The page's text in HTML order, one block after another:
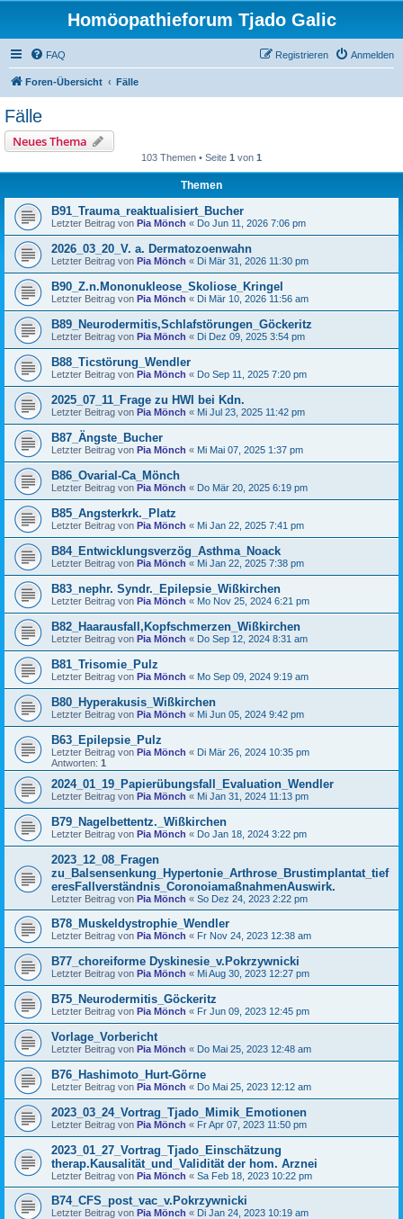
Homöopathieforum Tjado Galic
FAQ Anmelden
Registrieren
Foren-Übersicht Fälle
Fälle
Neues Thema
103 Themen • Seite 1 von 1
Themen
B91_Trauma_reaktualisiert_Bucher
Letzter Beitrag von Pia Mönch « Do Jun 11, 2026 7:06 pm
2026_03_20_V. a. Dermatozoenwahn
Letzter Beitrag von Pia Mönch « Di Mär 31, 2026 11:30 pm
B90_Z.n.Mononukleose_Skoliose_Kringel
Letzter Beitrag von Pia Mönch « Di Mär 10, 2026 11:56 am
B89_Neurodermitis,Schlafstörungen_Göckeritz
Letzter Beitrag von Pia Mönch « Di Dez 09, 2025 3:54 pm
B88_Ticstörung_Wendler
Letzter Beitrag von Pia Mönch « Do Sep 11, 2025 7:20 pm
2025_07_11_Frage zu HWI bei Kdn.
Letzter Beitrag von Pia Mönch « Mi Jul 23, 2025 11:42 pm
B87_Ängste_Bucher
Letzter Beitrag von Pia Mönch « Mi Mai 07, 2025 1:37 pm
B86_Ovarial-Ca_Mönch
Letzter Beitrag von Pia Mönch « Do Mär 20, 2025 6:19 pm
B85_Angsterkrk._Platz
Letzter Beitrag von Pia Mönch « Mi Jan 22, 2025 7:41 pm
B84_Entwicklungsverzög_Asthma_Noack
Letzter Beitrag von Pia Mönch « Mi Jan 22, 2025 7:38 pm
B83_nephr. Syndr._Epilepsie_Wißkirchen
Letzter Beitrag von Pia Mönch « Mo Nov 25, 2024 6:21 pm
B82_Haarausfall,Kopfschmerzen_Wißkirchen
Letzter Beitrag von Pia Mönch « Do Sep 12, 2024 8:31 am
B81_Trisomie_Pulz
Letzter Beitrag von Pia Mönch « Mo Sep 09, 2024 9:19 am
B80_Hyperakusis_Wißkirchen
Letzter Beitrag von Pia Mönch « Mi Jun 05, 2024 9:42 pm
B63_Epilepsie_Pulz
Letzter Beitrag von Pia Mönch « Di Mär 26, 2024 10:35 pm
Antworten: 1
2024_01_19_Papierübungsfall_Evaluation_Wendler
Letzter Beitrag von Pia Mönch « Mi Jan 31, 2024 11:13 pm
B79_Nagelbettentz._Wißkirchen
Letzter Beitrag von Pia Mönch « Do Jan 18, 2024 3:22 pm
2023_12_08_Fragen
zu_Balsensenkung_Hypertonie_Arthrose_Brustimplantat_tief
eresFallverständnis_CoronoiamaßnahmenAuswirk.
Letzter Beitrag von Pia Mönch « So Dez 24, 2023 2:22 pm
B78_Muskeldystrophie_Wendler
Letzter Beitrag von Pia Mönch « Fr Nov 24, 2023 12:38 am
B77_choreiforme Dyskinesie_v.Pokrzywnicki
Letzter Beitrag von Pia Mönch « Mi Aug 30, 2023 12:27 pm
B75_Neurodermitis_Göckeritz
Letzter Beitrag von Pia Mönch « Fr Jun 09, 2023 12:45 pm
Vorlage_Vorbericht
Letzter Beitrag von Pia Mönch « Do Mai 25, 2023 12:48 am
B76_Hashimoto_Hurt-Görne
Letzter Beitrag von Pia Mönch « Do Mai 25, 2023 12:12 am
2023_03_24_Vortrag_Tjado_Mimik_Emotionen
Letzter Beitrag von Pia Mönch « Fr Apr 07, 2023 11:50 pm
2023_01_27_Vortrag_Tjado_Einschätzung
therap.Kausalität_und_Validität der hom. Arznei
Letzter Beitrag von Pia Mönch « Sa Feb 18, 2023 10:22 pm
B74_CFS_post_vac_v.Pokrzywnicki
Letzter Beitrag von Pia Mönch « Di Jan 24, 2023 10:19 am